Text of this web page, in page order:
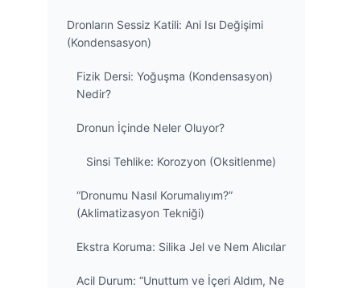
Dronların Sessiz Katili: Ani Isı Değişimi
(Kondensasyon)
Fizik Dersi: Yoğuşma (Kondensasyon)
Nedir?
Dronun İçinde Neler Oluyor?
Sinsi Tehlike: Korozyon (Oksitlenme)
“Dronumu Nasıl Korumalıyım?”
(Aklimatizasyon Tekniği)
Ekstra Koruma: Silika Jel ve Nem Alıcılar
Acil Durum: “Unuttum ve İçeri Aldım, Ne